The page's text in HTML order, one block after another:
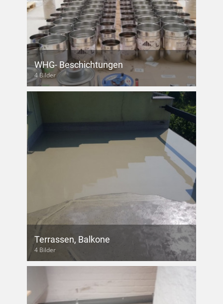
WHG- Beschichtungen
4 Bilder
Terrassen, Balkone
4 Bilder